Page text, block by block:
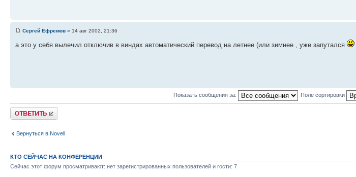
Сергей Ефремов » 14 авг 2002, 21:36
а это у себя вылечил отключив в виндах автоматический перевод на летнее (или зимнее , уже запутался
Показать сообщения за: Поле сортировки
Ответить
Вернуться в Novell
КТО СЕЙЧАС НА КОНФЕРЕНЦИИ
Сейчас этот форум просматривают: нет зарегистрированных пользователей и гости: 7